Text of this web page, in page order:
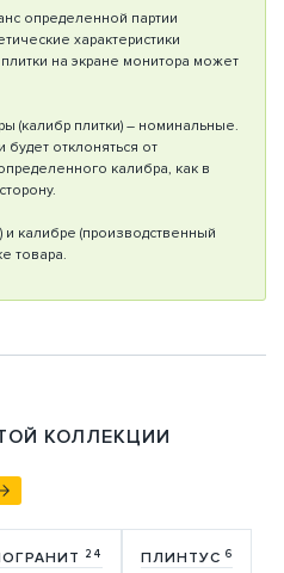
определенной партии
характеристики
на экране монитора может
(калибр плитки) – номинальные.
будет отклоняться от
калибра, как в
калибре (производственный
товара.
КОЛЛЕКЦИИ
24 ПЛИНТУС 6